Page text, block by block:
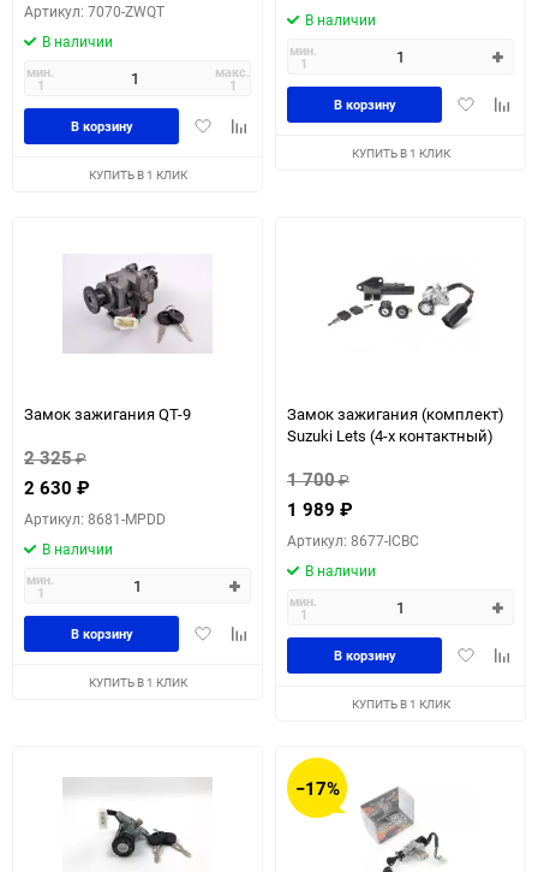
Артикул: 7070-ZWQT
В наличии
мин.
1
макс.
1
ДобавитьДобавить
В корзину
КУПИТЬ В 1 КЛИК
В наличии
мин.
1
Добавить
В корзину
КУПИТЬ В 1 КЛИК
Замок зажигания QT-9
2 325₽
2 630 ₽
Артикул: 8681-MPDD
В наличии
мин.
1
ДобавитьДобавить
сравнению
В корзину
КУПИТЬ В 1 КЛИК
Замок зажигания (комплект)
Suzuki Lets (4-х контактный)
1 700₽
1 989 ₽
Артикул: 8677-ICBC
В наличии
мин.
1
Добавить
В корзину
КУПИТЬ В 1 КЛИК
−17%